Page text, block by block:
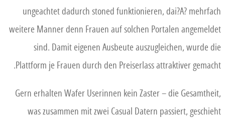
ungeachtet dadurch stoned funktionieren, dai?A? mehrfach
weitere Manner denn Frauen auf solchen Portalen angemeldet
sind. Damit eigenen Ausbeute auszugleichen, wurde die
Plattform je Frauen durch den Preiserlass attraktiver gemacht.
Gern erhalten Wafer Userinnen kein Zaster – die Gesamtheit,
was zusammen mit zwei Casual Datern passiert, geschieht